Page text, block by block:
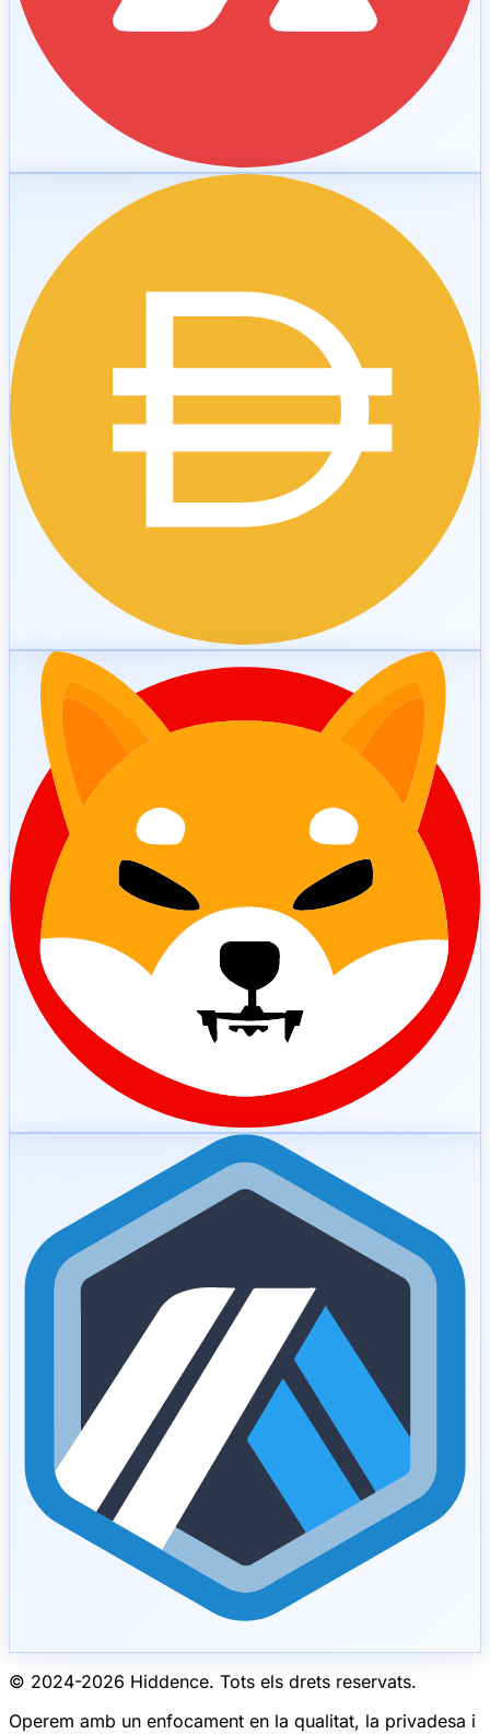
© 2024-2026 Hiddence. Tots els drets reservats.
Operem amb un enfocament en la qualitat, la privadesa i